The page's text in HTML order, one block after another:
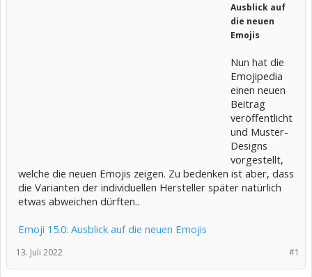
Ausblick auf
die neuen
Emojis
Nun hat die
Emojipedia
einen neuen
Beitrag
veröffentlicht
und Muster-
Designs
vorgestellt,
welche die neuen Emojis zeigen. Zu bedenken ist aber, dass
die Varianten der individuellen Hersteller später natürlich
etwas abweichen dürften..
Emoji 15.0: Ausblick auf die neuen Emojis
#1
13. Juli 2022